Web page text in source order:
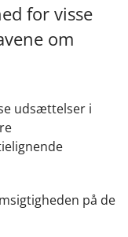
for visse
om
udsættelser i
på de